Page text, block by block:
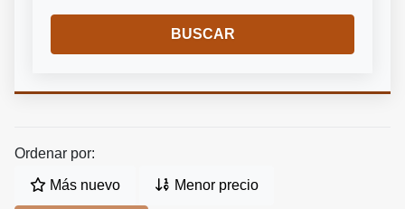
BUSCAR
Ordenar por:
Más nuevo Menor precio